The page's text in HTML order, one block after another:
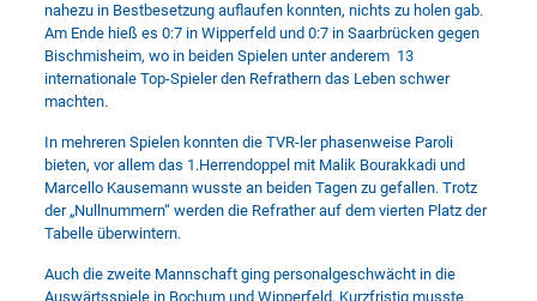
nahezu in Bestbesetzung auflaufen konnten, nichts zu holen gab.
Am Ende hieß es 0:7 in Wipperfeld und 0:7 in Saarbrücken gegen
Bischmisheim, wo in beiden Spielen unter anderem 13
internationale Top-Spieler den Refrathern das Leben schwer
machten.
In mehreren Spielen konnten die TVR-ler phasenweise Paroli
bieten, vor allem das 1.Herrendoppel mit Malik Bourakkadi und
Marcello Kausemann wusste an beiden Tagen zu gefallen. Trotz
der „Nullnummern“ werden die Refrather auf dem vierten Platz der
Tabelle überwintern.
Auch die zweite Mannschaft ging personalgeschwächt in die
Auswärtsspiele in Bochum und Wipperfeld. Kurzfristig musste